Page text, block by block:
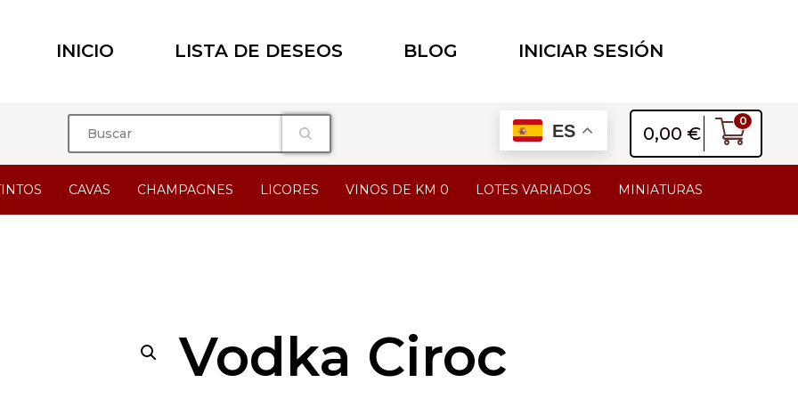
INICIO LISTA DE DESEOS BLOG INICIAR SESIÓN
ES 0,00 €
0
CAVAS CHAMPAGNES LICORES VINOS DE KM 0 LOTES VARIADOS MINIATURAS
Vodka Ciroc